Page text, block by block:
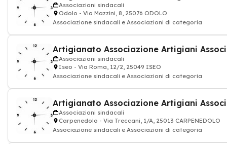
Associazioni sindacali
Odolo - Via Mazzini, 8, 25076 ODOLO
Associazione sindacali e Associazioni di categoria
Associazioni sindacali
Iseo - Via Roma, 12/2, 25049 ISEO
Associazione sindacali e Associazioni di categoria
Associazioni sindacali
Carpenedolo - Via Treccani, 1/A, 25013 CARPENEDOLO
Associazione sindacali e Associazioni di categoria